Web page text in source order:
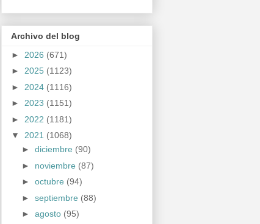
Archivo del blog
► 2026 (671)
► 2025 (1123)
► 2024 (1116)
► 2023 (1151)
► 2022 (1181)
▼ 2021 (1068)
► diciembre (90)
► noviembre (87)
► octubre (94)
► septiembre (88)
► agosto (95)